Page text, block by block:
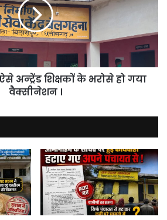
अन्ट्रेंड शिक्षकों के भरोसे हो गया
वैक्सीनेशन ।